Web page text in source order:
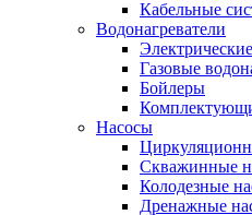
Кабельные
Водонагреватели
Газовые
Бойлеры
Насосы
Скважинные
Колодезные
Дренажные